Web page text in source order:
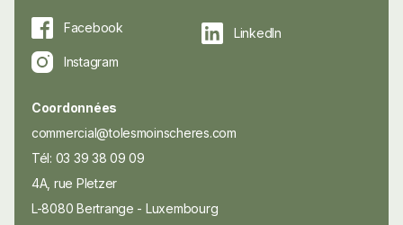
Facebook
LinkedIn
Instagram
Coordonnées
commercial@tolesmoinscheres.com
Tél: 03 39 38 09 09
4A, rue Pletzer
L-8080 Bertrange - Luxembourg